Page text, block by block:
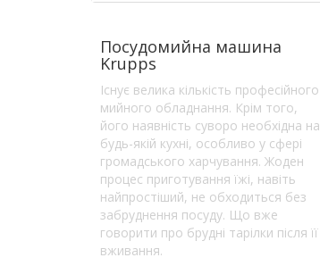
Посудомийна машина
Krupps
Існує велика кількість професійного
мийного обладнання. Крім того,
його наявність суворо необхідна на
будь-якій кухні, особливо у сфері
громадського харчування. Жоден
процес приготування їжі, навіть
найпростіший, не обходиться без
забруднення посуду. Що вже
говорити про брудні тарілки після її
вживання.